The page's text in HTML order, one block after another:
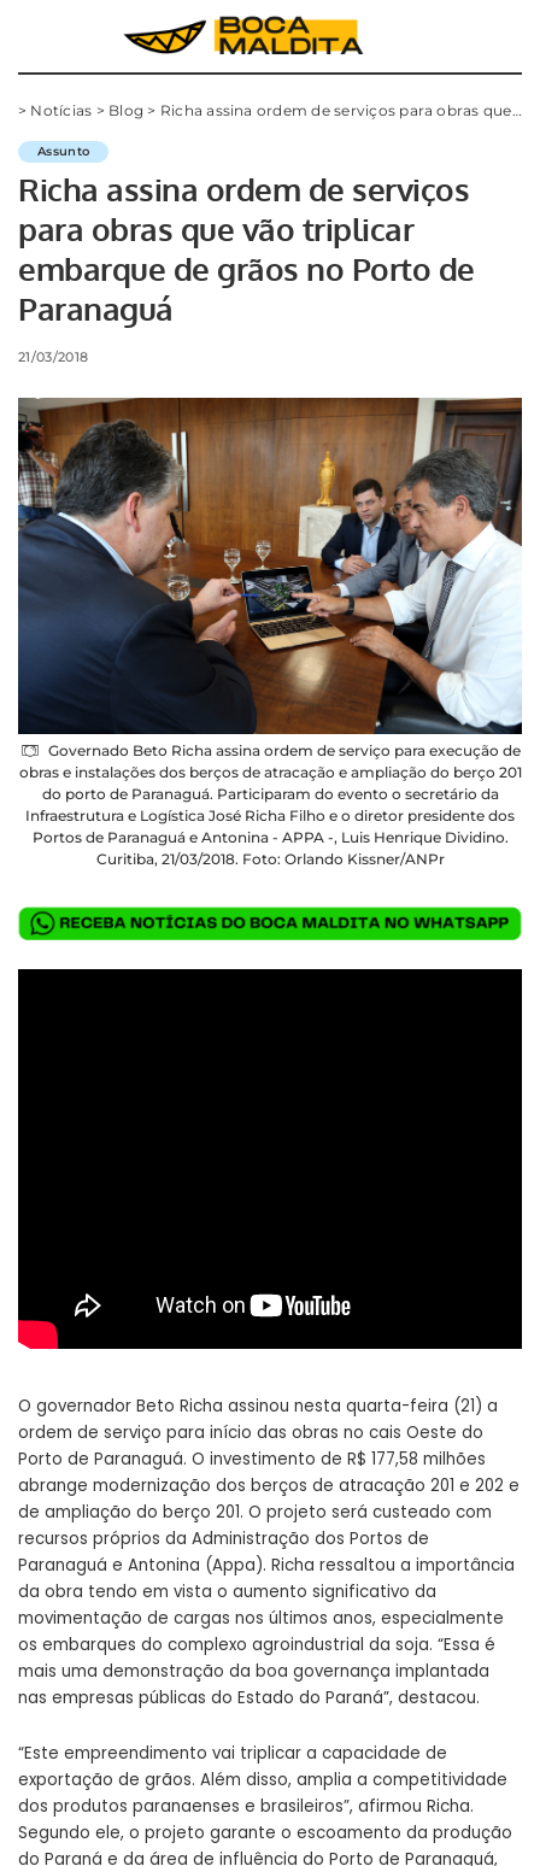
> Notícias > Blog > Richa assina ordem de serviços para obras que vão triplicar embarque de grãos no Porto de Paranaguá
Assunto
Richa assina ordem de serviços
para obras que vão triplicar
embarque de grãos no Porto de
Paranaguá
21/03/2018
Governado Beto Richa assina ordem de serviço para execução de
obras e instalações dos berços de atracação e ampliação do berço 201
do porto de Paranaguá. Participaram do evento o secretário da
Infraestrutura e Logística José Richa Filho e o diretor presidente dos
Portos de Paranaguá e Antonina - APPA -, Luis Henrique Dividino.
Curitiba, 21/03/2018. Foto: Orlando Kissner/ANPr
O governador Beto Richa assinou nesta quarta-feira (21) a
ordem de serviço para início das obras no cais Oeste do
Porto de Paranaguá. O investimento de R$ 177,58 milhões
abrange modernização dos berços de atracação 201 e 202 e
de ampliação do berço 201. O projeto será custeado com
recursos próprios da Administração dos Portos de
Paranaguá e Antonina (Appa). Richa ressaltou a importância
da obra tendo em vista o aumento significativo da
movimentação de cargas nos últimos anos, especialmente
os embarques do complexo agroindustrial da soja. “Essa é
mais uma demonstração da boa governança implantada
nas empresas públicas do Estado do Paraná”, destacou.
“Este empreendimento vai triplicar a capacidade de
exportação de grãos. Além disso, amplia a competitividade
dos produtos paranaenses e brasileiros”, afirmou Richa.
Segundo ele, o projeto garante o escoamento da produção
do Paraná e da área de influência do Porto de Paranaguá,